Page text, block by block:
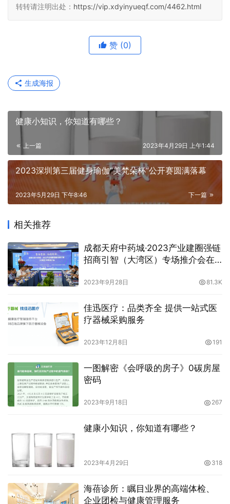
转转请注明出处： https://vip.xdyinyueqf.com/4462.html
赞 (0)
生成海报
健康小知识，你知道有哪些？
上一篇 2023年4月29日 上午1:44
2023深圳第三届健身瑜伽“美梵朵杯”公开赛圆满落幕
下一篇
2023年5月29日 下午8:46
相关推荐
成都天府中药城·2023产业建圈强链
招商引智（大湾区）专场推介会在
2023年9月28日 81.3K
佳迅医疗：品类齐全 提供一站式医
疗器械采购服务
2023年12月8日 191
一图解密《会呼吸的房子》0碳房屋
密码
2023年9月18日 267
健康小知识，你知道有哪些？
2023年4月29日 318
海蓓诊所：瞩目业界的高端体检、
企业团检与健康管理服务